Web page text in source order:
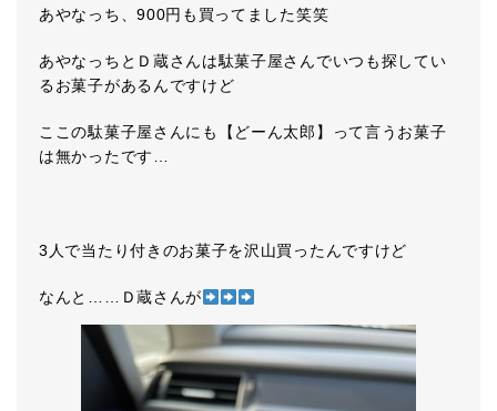
あやなっち、900円も買ってました笑笑
あやなっちとＤ蔵さんは駄菓子屋さんでいつも探してい
るお菓子があるんですけど
ここの駄菓子屋さんにも【どーん太郎】って言うお菓子
は無かったです…
3人で当たり付きのお菓子を沢山買ったんですけど
なんと……Ｄ蔵さんが